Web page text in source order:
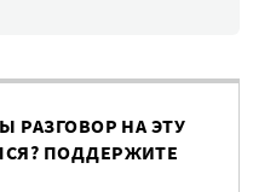
РАЗГОВОР НА ЭТУ
ПОДДЕРЖИТЕ